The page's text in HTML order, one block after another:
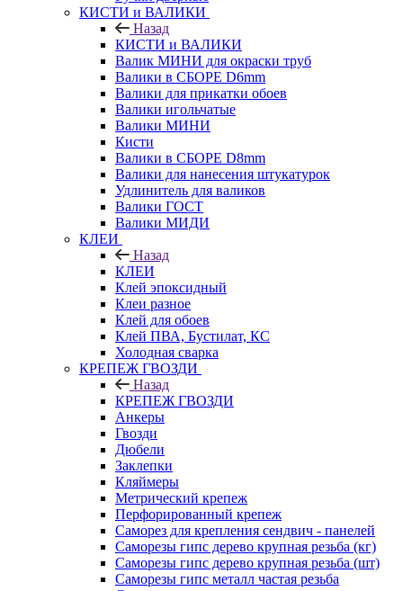
КИСТИ и ВАЛИКИ
Назад
КИСТИ и ВАЛИКИ
Валик МИНИ для окраски труб
Валики в СБОРЕ D6mm
Валики для прикатки обоев
Валики игольчатые
Валики МИНИ
Кисти
Валики в СБОРЕ D8mm
Валики для нанесения штукатурок
Удлинитель для валиков
Валики ГОСТ
Валики МИДИ
КЛЕИ
Назад
КЛЕИ
Клей эпоксидный
Клеи разное
Клей для обоев
Клей ПВА, Бустилат, КС
Холодная сварка
КРЕПЕЖ ГВОЗДИ
Назад
КРЕПЕЖ ГВОЗДИ
Анкеры
Гвозди
Дюбели
Заклепки
Кляймеры
Метрический крепеж
Перфорированный крепеж
Саморез для крепления сендвич - панелей
Саморезы гипс дерево крупная резьба (кг)
Саморезы гипс дерево крупная резьба (шт)
Саморезы гипс металл частая резьба